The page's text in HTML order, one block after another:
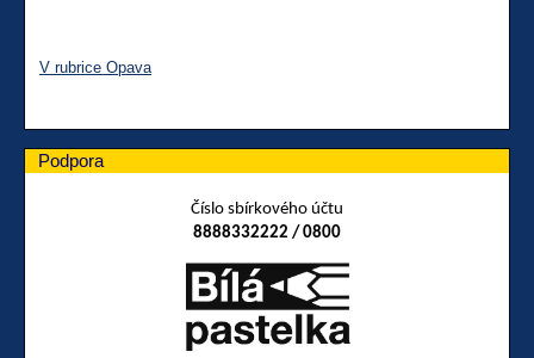
V rubrice Opava
Podpora
Číslo sbírkového účtu
8888332222 / 0800